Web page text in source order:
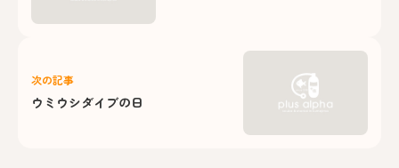
次の記事
ウミウシダイブの日